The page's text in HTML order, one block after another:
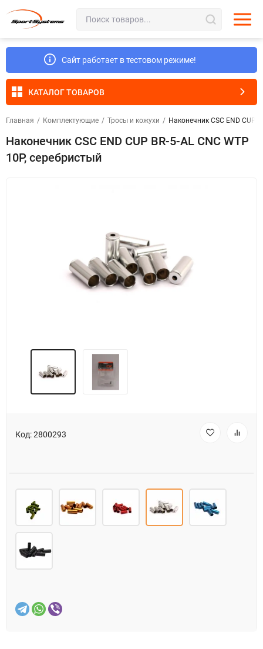
Сайт работает в тестовом режиме!
КАТАЛОГ ТОВАРОВ
Главная / Комплектующие / Тросы и кожухи / Наконечник CSC END CUP
Наконечник CSC END CUP BR-5-AL CNC WTP
10P, серебристый
Код:2800293